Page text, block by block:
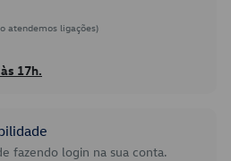
atendemos ligações)
17h.
fazendo login na sua conta.